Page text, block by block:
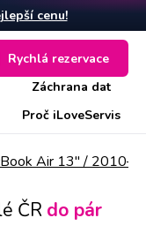
cenu!
Záchrana dat
Proč iLoveServis
Rychlá rezervace
Air 13" /
ČR do pár